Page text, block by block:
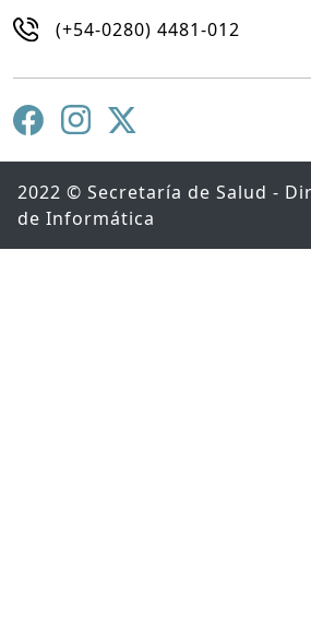
(+54-0280) 4481-012
2022 © Secretaría de Salud -
de Informática